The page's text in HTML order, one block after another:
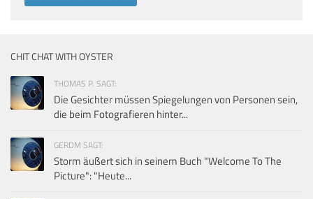
CHIT CHAT WITH OYSTER
THOMAS P. SAGT:
Die Gesichter müssen Spiegelungen von Personen sein,
die beim Fotografieren hinter...
GERDM SAGT:
Storm äußert sich in seinem Buch "Welcome To The
Picture": "Heute...